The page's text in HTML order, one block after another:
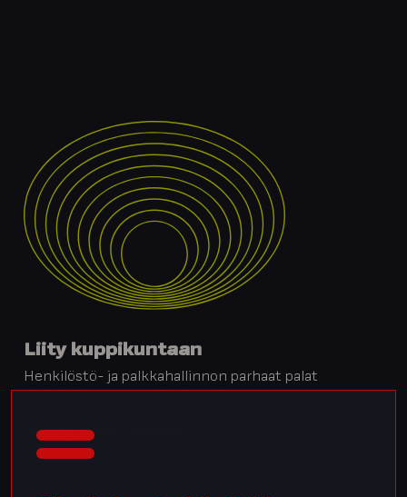
Liity kuppikuntaan
Henkilöstö- ja palkkahallinnon parhaat palat
Sähköpostiosoitteesi: